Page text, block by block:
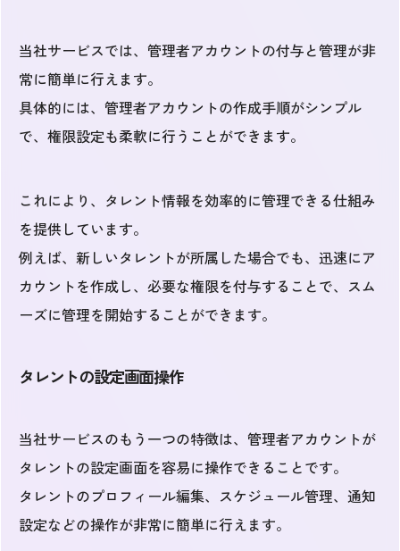
当社サービスでは、管理者アカウントの付与と管理が非
常に簡単に行えます。
具体的には、管理者アカウントの作成手順がシンプル
で、権限設定も柔軟に行うことができます。
これにより、タレント情報を効率的に管理できる仕組み
を提供しています。
例えば、新しいタレントが所属した場合でも、迅速にア
カウントを作成し、必要な権限を付与することで、スム
ーズに管理を開始することができます。
タレントの設定画面操作
当社サービスのもう一つの特徴は、管理者アカウントが
タレントの設定画面を容易に操作できることです。
タレントのプロフィール編集、スケジュール管理、通知
設定などの操作が非常に簡単に行えます。